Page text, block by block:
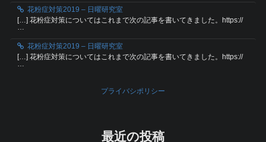
花粉症対策2019 – 日曜研究室
[…] 花粉症対策についてはこれまで次の記事を書いてきました。https://
…
花粉症対策2019 – 日曜研究室
[…] 花粉症対策についてはこれまで次の記事を書いてきました。https://
…
プライバシポリシー
最近の投稿